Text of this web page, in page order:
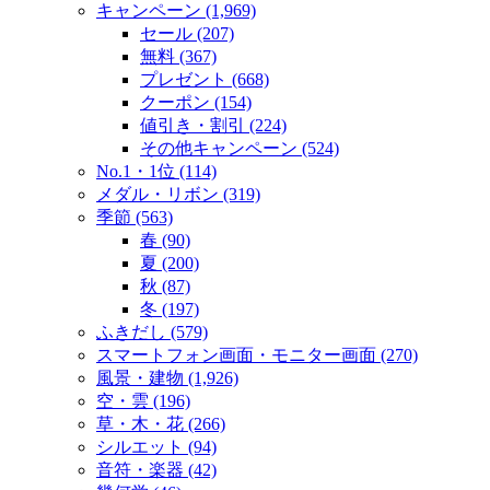
キャンペーン (1,969)
セール (207)
無料 (367)
プレゼント (668)
クーポン (154)
値引き・割引 (224)
その他キャンペーン (524)
No.1・1位 (114)
メダル・リボン (319)
季節 (563)
春 (90)
夏 (200)
秋 (87)
冬 (197)
ふきだし (579)
スマートフォン画面・モニター画面 (270)
風景・建物 (1,926)
空・雲 (196)
草・木・花 (266)
シルエット (94)
音符・楽器 (42)